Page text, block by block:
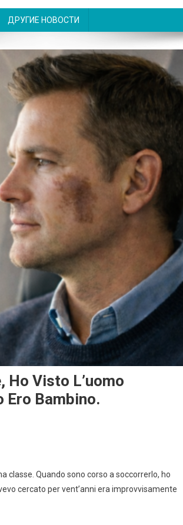
ДРУГИЕ НОВОСТИ
Ho Visto L’uomo
Ero Bambino.
classe. Quando sono corso a soccorrerlo, ho
cercato per vent’anni era improvvisamente